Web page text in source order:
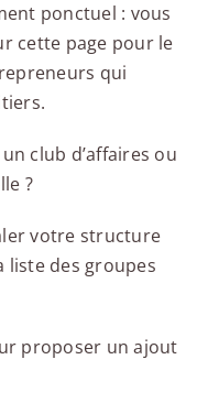
ponctuel : vous
cette page pour le
qui
club d’affaires ou
?
votre structure
liste des groupes
proposer un ajout